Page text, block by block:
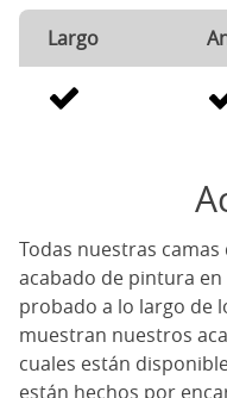
Largo
Todas nuestras
acabado de pintura
probado a lo largo de
muestran nuestros
cuales están
están hechos por